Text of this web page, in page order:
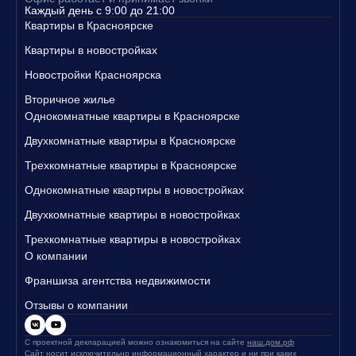
Каждый день с 9:00 до 21:00
Квартиры в Красноярске
Квартиры в новостройках
Новостройки Красноярска
Вторичное жилье
Однокомнатные квартиры в Красноярске
Двухкомнатные квартиры в Красноярске
Трехкомнатные квартиры в Красноярске
Однокомнатные квартиры в новостройках
Двухкомнатные квартиры в новостройках
Трехкомнатные квартиры в новостройках
О компании
Франшиза агентства недвижимости
Отзывы о компании
С проектной декларацией можно ознакомиться на сайте наш.дом.рф
Сайт носит исключительно информационный характер и ни при каких